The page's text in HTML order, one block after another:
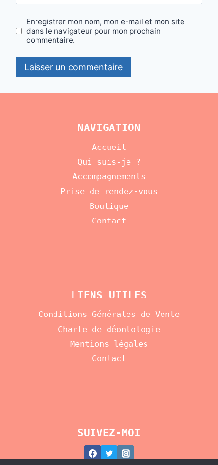
Enregistrer mon nom, mon e-mail et mon site
dans le navigateur pour mon prochain
commentaire.
NAVIGATION
Accueil
Qui suis-je ?
Accompagnements
Prise de rendez-vous
Boutique
Contact
LIENS UTILES
Conditions Générales de Vente
Charte de déontologie
Mentions légales
Contact
SUIVEZ-MOI